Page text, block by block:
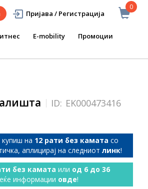
0
Пријава / Регистрација
E-mobility Промоции
ID: EK000473416
на 12 рати без камата со
аплицирај на следниот линк!
без камата или од 6 до 36
информации овде!